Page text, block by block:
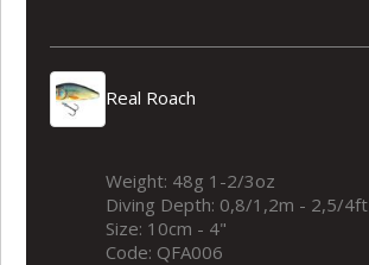
Real Roach
Weight: 48g 1-2/3oz
Diving Depth: 0,8/1,2m - 2,5/4ft
Size: 10cm - 4"
Code: QFA006